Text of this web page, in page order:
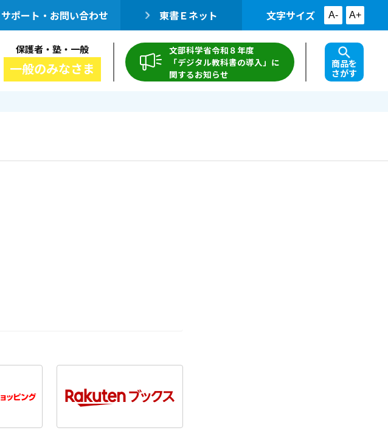
サポート・お問い合わせ 東書Ｅネット 文字サイズ A- A+
保護者・塾・一般
一般のみなさま
文部科学省令和８年度
「デジタル教科書の導入」に
関するお知らせ
商品を
さがす